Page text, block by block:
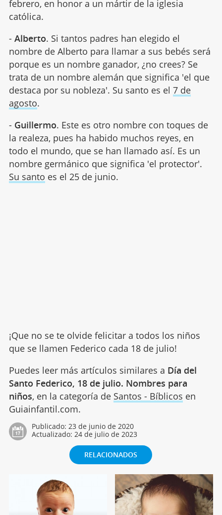
febrero, en honor a un mártir de la iglesia
católica.
- Alberto. Si tantos padres han elegido el
nombre de Alberto para llamar a sus bebés será
porque es un nombre ganador, ¿no crees? Se
trata de un nombre alemán que significa 'el que
destaca por su nobleza'. Su santo es el 7 de
agosto.
- Guillermo. Este es otro nombre con toques de
la realeza, pues ha habido muchos reyes, en
todo el mundo, que se han llamado así. Es un
nombre germánico que significa 'el protector'.
Su santo es el 25 de junio.
¡Que no se te olvide felicitar a todos los niños
que se llamen Federico cada 18 de julio!
Puedes leer más artículos similares a Día del
Santo Federico, 18 de julio. Nombres para
niños, en la categoría de Santos - Bíblicos en
Guiainfantil.com.
Publicado: 23 de junio de 2020
Actualizado: 24 de julio de 2023
RELACIONADOS